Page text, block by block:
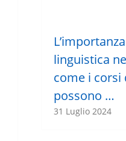
linguistica
come i corsi
possono …
31 Luglio 2024